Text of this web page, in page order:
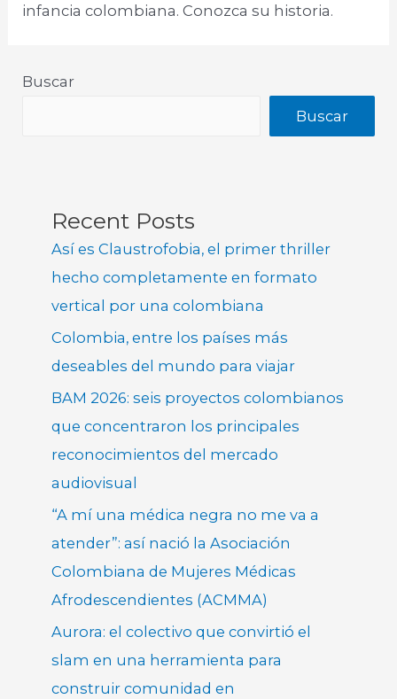
infancia colombiana. Conozca su historia.​
Buscar
Buscar
Recent Posts
Así es Claustrofobia, el primer thriller
hecho completamente en formato
vertical por una colombiana
Colombia, entre los países más
deseables del mundo para viajar
BAM 2026: seis proyectos colombianos
que concentraron los principales
reconocimientos del mercado
audiovisual
“A mí una médica negra no me va a
atender”: así nació la Asociación
Colombiana de Mujeres Médicas
Afrodescendientes (ACMMA)
Aurora: el colectivo que convirtió el
slam en una herramienta para
construir comunidad en